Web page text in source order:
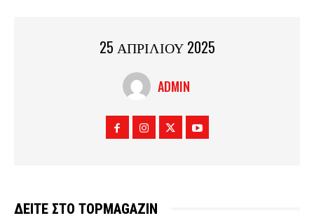
25 ΑΠΡΙΛΙΟΥ 2025
ADMIN
ΔΕΙΤΕ ΣΤΟ TOPMAGAZIN